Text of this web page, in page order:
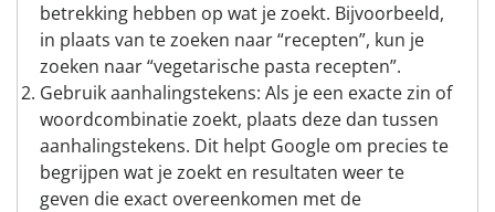
betrekking hebben op wat je zoekt. Bijvoorbeeld,
in plaats van te zoeken naar “recepten”, kun je
zoeken naar “vegetarische pasta recepten”.
Gebruik aanhalingstekens: Als je een exacte zin of
woordcombinatie zoekt, plaats deze dan tussen
aanhalingstekens. Dit helpt Google om precies te
begrijpen wat je zoekt en resultaten weer te
geven die exact overeenkomen met de